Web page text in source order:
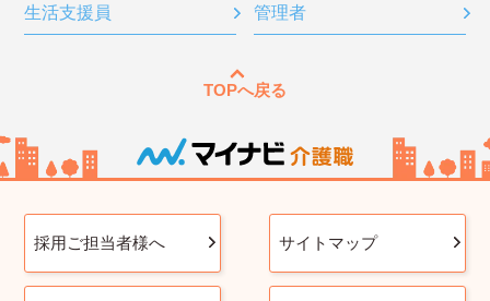
生活支援員 管理者
TOPへ戻る
採用ご担当者様へ サイトマップ